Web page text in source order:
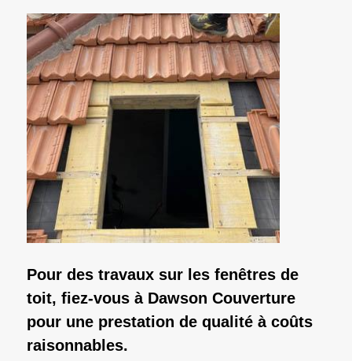
Pour des travaux sur les fenêtres de
toit, fiez-vous à Dawson Couverture
pour une prestation de qualité à coûts
raisonnables.